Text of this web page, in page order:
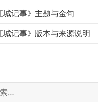
城记事》主题与金句
城记事》版本与来源说明